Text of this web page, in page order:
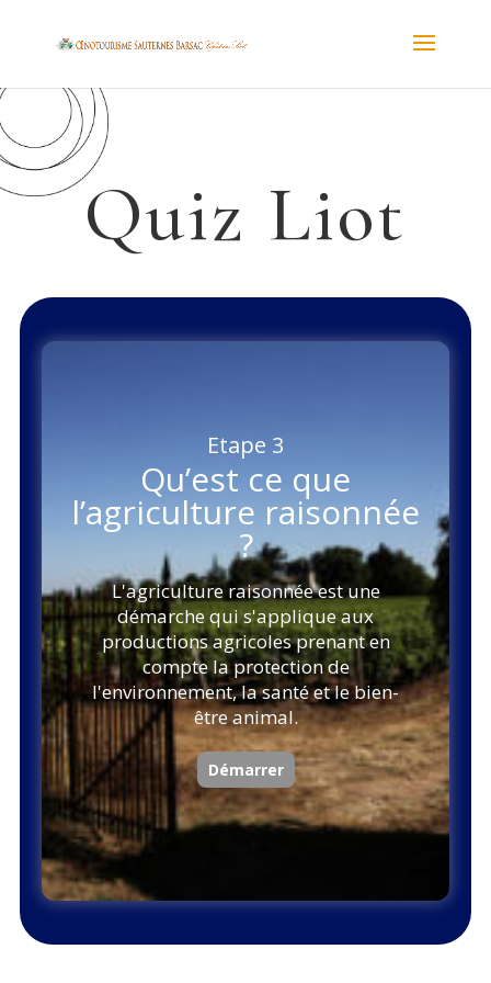
Quiz Liot
Etape 3
Qu’est ce que
l’agriculture raisonnée
?
L'agriculture raisonnée est une
démarche qui s'applique aux
productions agricoles prenant en
compte la protection de
l'environnement, la santé et le bien-
être animal.